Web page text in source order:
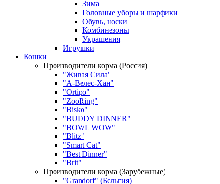
Зима
Головные уборы и шарфики
Обувь, носки
Комбинезоны
Украшения
Игрушки
Кошки
Производители корма (Россия)
"Живая Сила"
"А-Велес-Хан"
"Ortipo"
"ZooRing"
"Bisko"
"BUDDY DINNER"
"BOWL WOW"
"Blitz"
"Smart Cat"
"Best Dinner"
"Brit"
Производители корма (Зарубежные)
"Grandorf" (Бельгия)